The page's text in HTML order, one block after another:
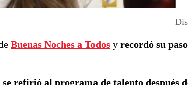
Buenas Noches a Todos y recordó su
refirió al programa de talento después